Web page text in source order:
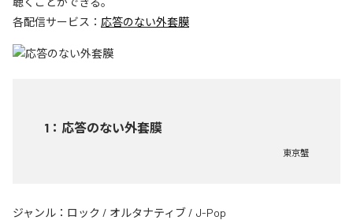
各配信サービス： 応答のない外套膜
1 ： 応答のない外套膜
東京蟹
ジャンル： ロック / オルタナティブ / J-Pop